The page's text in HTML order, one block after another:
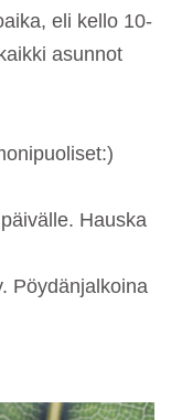
eli kello 10-
asunnot
Hauska
Pöydänjalkoina